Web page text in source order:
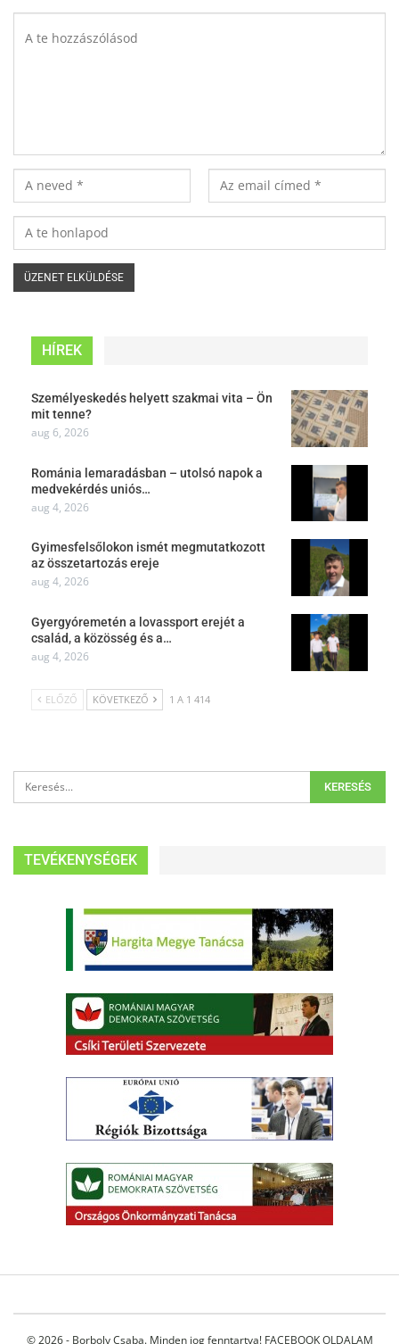
HÍREK
Személyeskedés helyett szakmai vita – Ön
mit tenne?
aug 6, 2026
Románia lemaradásban – utolsó napok a
medvekérdés uniós…
aug 4, 2026
Gyimesfelsőlokon ismét megmutatkozott
az összetartozás ereje
aug 4, 2026
Gyergyóremetén a lovassport erejét a
család, a közösség és a…
aug 4, 2026
ELŐZŐ KÖVETKEZŐ 1 A 1 414
TEVÉKENYSÉGEK
© 2026 - Borboly Csaba. Minden jog fenntartva! FACEBOOK OLDALAM